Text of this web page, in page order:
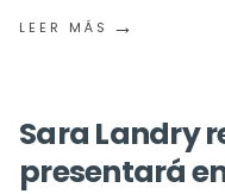
LEER MÁS →
Sara Landry
presentará